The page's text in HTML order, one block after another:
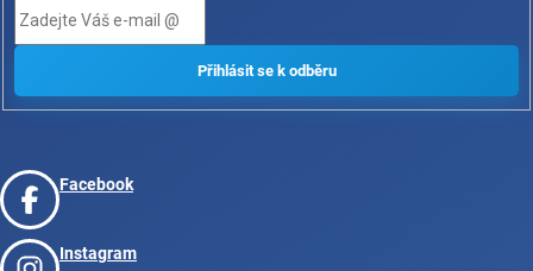
Facebook
Instagram